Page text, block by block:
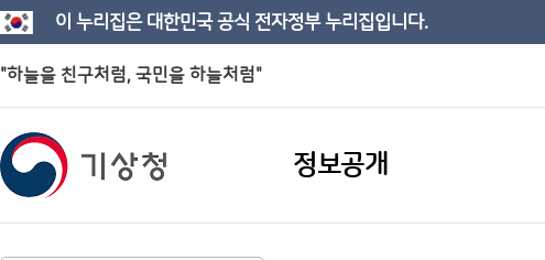
이 누리집은 대한민국 공식 전자정부 누리집입니다.
"하늘을 친구처럼, 국민을 하늘처럼"
정보공개